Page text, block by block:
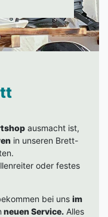
ausmacht ist,
in unseren Brett-
oder festes
bei uns im
neuen Service.Alles